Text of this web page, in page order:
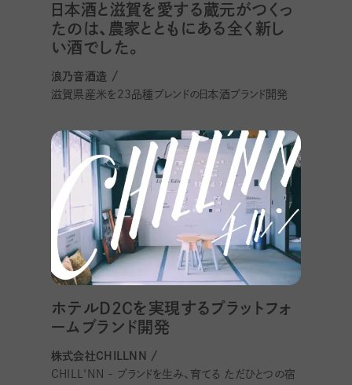
日本酒と滋賀を愛する蔵元がつくっ
たのは、農家とともにある全く新し
い酒でした。
浪乃音酒造 /
滋賀県産米を23品種ブレンドの日本酒ブランド開発
ホテルD2Cを実現するプラットフォ
ームブランド開発
株式会社CHILLNN /
CHILL'NN - ブランドを生み、育てる ただひとつの宿